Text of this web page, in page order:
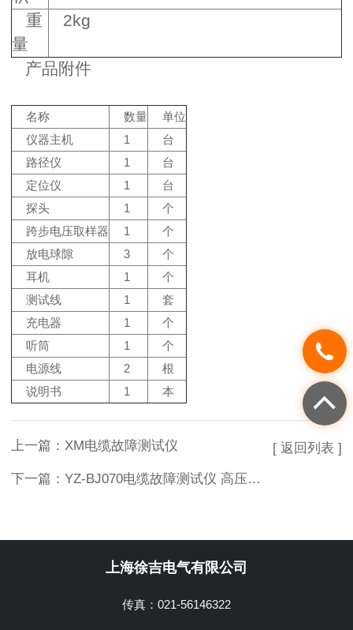
重
量
2kg
产品附件
名称 数量
单位
仪器主机
1
台
路径仪
1
台
定位仪
1
台
探头
1
个
跨步电压取样器
1
个
放电球隙
3
个
耳机
1
个
测试线
1
套
充电器
1
个
听筒
1
个
电源线
2
根
说明书
1 本
上一篇： XM电缆故障测试仪
下一篇： YZ-BJ070电缆故障测试仪 高压电缆识别仪
[ 返回列表 ]
上海徐吉电气有限公司
传真：021-56146322